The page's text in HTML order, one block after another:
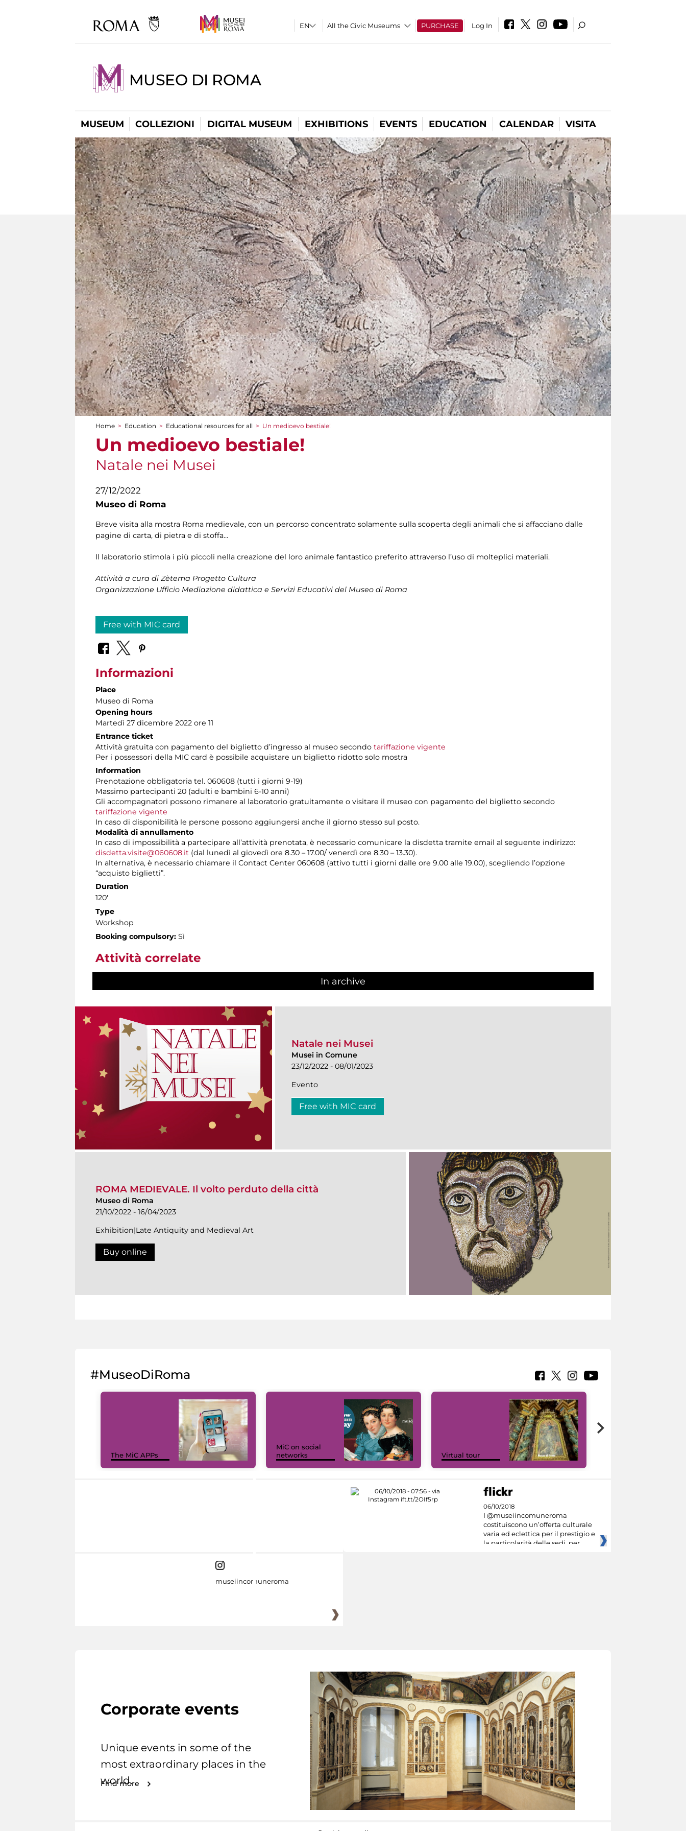
All the Civic Museums PURCHASE Log In
MUSEO DI ROMA
MUSEUM COLLEZIONI DIGITAL MUSEUM EXHIBITIONS EVENTS EDUCATION CALENDAR VISITA
You are here
Home > Education > Educational resources for all > Un medioevo bestiale!
Un medioevo bestiale!
Natale nei Musei
27/12/2022
Museo di Roma
Breve visita alla mostra Roma medievale, con un percorso concentrato solamente sulla scoperta degli animali che si affacciano dalle
pagine di carta, di pietra e di stoffa…
Il laboratorio stimola i più piccoli nella creazione del loro animale fantastico preferito attraverso l’uso di molteplici materiali.
Attività a cura di Zètema Progetto Cultura
Organizzazione Ufficio Mediazione didattica e Servizi Educativi del Museo di Roma
Free with MIC card
Informazioni
Place
Museo di Roma
Opening hours
Martedì 27 dicembre 2022 ore 11
Entrance ticket
Attività gratuita con pagamento del biglietto d’ingresso al museo secondo tariffazione vigente
Per i possessori della MIC card è possibile acquistare un biglietto ridotto solo mostra
Information
Prenotazione obbligatoria tel. 060608 (tutti i giorni 9-19)
Massimo partecipanti 20 (adulti e bambini 6-10 anni)
Gli accompagnatori possono rimanere al laboratorio gratuitamente o visitare il museo con pagamento del biglietto secondo
tariffazione vigente
In caso di disponibilità le persone possono aggiungersi anche il giorno stesso sul posto.
Modalità di annullamento
In caso di impossibilità a partecipare all’attività prenotata, è necessario comunicare la disdetta tramite email al seguente indirizzo:
disdetta.visite@060608.it (dal lunedì al giovedì ore 8.30 – 17.00/ venerdì ore 8.30 – 13.30).
In alternativa, è necessario chiamare il Contact Center 060608 (attivo tutti i giorni dalle ore 9.00 alle 19.00), scegliendo l’opzione
“acquisto biglietti”.
Duration
120'
Type
Workshop
Booking compulsory: Sì
Attività correlate
In archive
Natale nei Musei
Musei in Comune
23/12/2022 - 08/01/2023
Evento
Free with MIC card
ROMA MEDIEVALE. Il volto perduto della città
Museo di Roma
21/10/2022 - 16/04/2023
Exhibition|Late Antiquity and Medieval Art
Buy online
#MuseoDiRoma
The MiC APPs
MiC on social
networks
Virtual tour
06/10/2018
I @museiincomuneroma
costituiscono un’offerta culturale
varia ed eclettica per il prestigio e
la particolarità delle sedi, per
museiincomuneroma
Corporate events
Unique events in some of the
most extraordinary places in the
world.
Find more